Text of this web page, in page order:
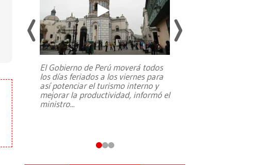
El Gobierno de Perú moverá todos
los días feriados a los viernes para
así potenciar el turismo interno y
mejorar la productividad, informó el
ministro...